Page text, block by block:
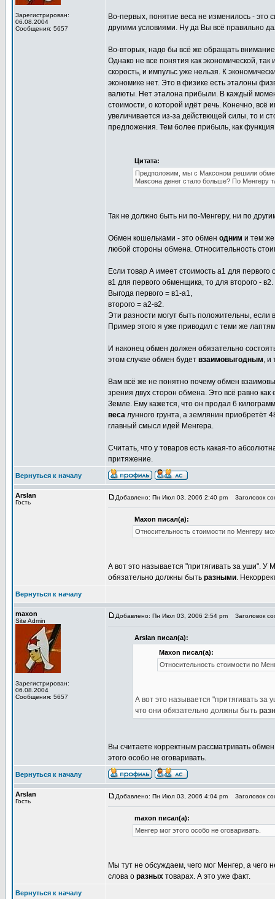
Зарегистрирован:
06.08.2004
Сообщения: 5657
Во-первых, понятие веса не изменилось - это
другими условиями. Ну да Вы всё правильно
Во-вторых, надо бы всё же обращать
Однако не все понятия как экономической,
скорость, и импульс уже нельзя. К
экономике нет. Это в физике есть эталоны
валюты. Нет эталона прибыли. В каждый
стоимости, о которой идёт речь. Конечно, всё
увеличивается из-за действющей силы, то и
предложения. Тем более прибыль, как
Цитата:
Предположим, мы с Максоном решили
Максона денег стало больше? По Менгеру
Так не должно быть ни по-Менгеру, ни по
Обмен кошельками - это обмен одним и тем же
любой стороны обмена. Относительность
Если товар А имеет стоимость а1 для
в1 для первого обменщика, то для второго -
Выгода первого = в1-а1,
второго = а2-в2.
Эти разности могут быть положительны, если
Пример этого я уже приводил с теми же
И наконец обмен должен обязательно
этом случае обмен будет взаимовыгодным, и
Вам всё же не понятно почему обмен
зрения двух сторон обмена. Это всё равно
Земле. Ему кажется, что он продал 6
веса лунного грунта, а землянин приобретёт
главный смысл идей Менгера.
Считать, что у товаров есть какая-то
притяжение.
Вернуться к началу
Arslan
Гость
Добавлено: Пн Июл 03, 2006 2:40 pm Заголовок
Maxon писал(а):
Относительность стоимости по Менгеру
А вот это называется "притягивать за уши". У
обязательно должны быть разными.
Вернуться к началу
maxon
Site Admin
Зарегистрирован:
06.08.2004
Сообщения: 5657
Добавлено: Пн Июл 03, 2006 2:54 pm Заголовок
Arslan писал(а):
Maxon писал(а):
Относительность стоимости по
А вот это называется "притягивать за
что они обязательно должны быть
Вы считаете корректным рассматривать
этого особо не оговаривать.
Вернуться к началу
Arslan
Гость
Добавлено: Пн Июл 03, 2006 4:04 pm Заголовок
maxon писал(а):
Менгер мог этого особо не оговаривать.
Мы тут не обсуждаем, чего мог Менгер, а
слова о разных товарах. А это уже факт.
Вернуться к началу